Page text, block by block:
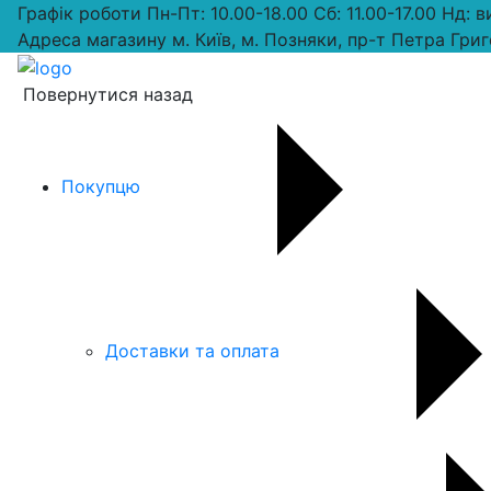
Графік роботи Пн-Пт: 10.00-18.00 Сб: 11.00-17.00 Нд:
Адреса магазину м. Київ, м. Позняки, пр-т Петра
Повернутися назад
Покупцю
Доставки та оплата